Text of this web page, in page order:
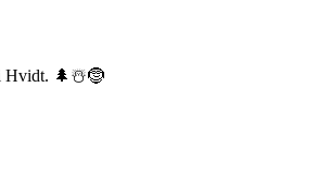
i Hvidt. 🌲☃️🤶